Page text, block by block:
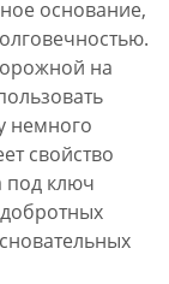
основание,
на
немного
свойство
под ключ